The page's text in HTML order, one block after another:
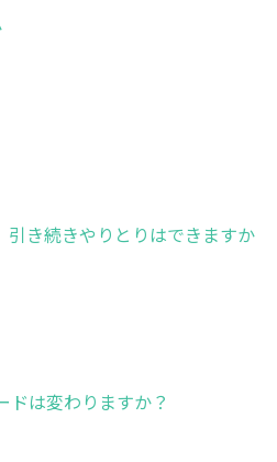
引き続きやりとりはできますか
ドは変わりますか？